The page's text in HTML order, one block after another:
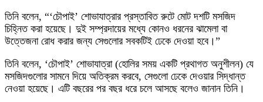
তিনি বলেন, “‘চৌপাই’ শোভাযাত্রার প্রস্তাবিত রুটে মোট দশটি মসজিদ
চিহ্নিত করা হয়েছে। দুই সম্প্রদায়ের মধ্যে কোনও ধরনের ঝামেলা বা
উত্তেজনা রোধ করার জন্য সেগুলোর সবকটিই ঢেকে দেওয়া হবে।”
তিনি বলেন, ‘চৌপাই’ শোভাযাত্রা (হোলির সময় একটি প্রথাগত অনুশীলন) যে
মসজিদগুলোর সামনে দিয়ে অতিক্রম করবে, সেগুলো ঢেকে দেওয়ার সিদ্ধান্ত
নেওয়া হয়েছে। এটি বছরের পর বছর ধরে চলে আসছে বলেও জানান তিনি।